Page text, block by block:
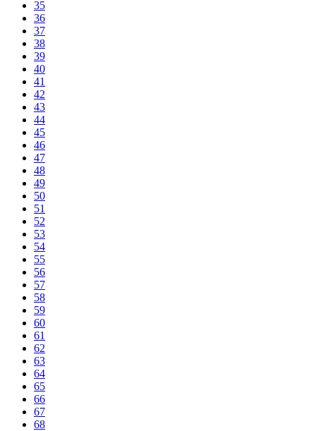
35
36
37
38
39
40
41
42
43
44
45
46
47
48
49
50
51
52
53
54
55
56
57
58
59
60
61
62
63
64
65
66
67
68